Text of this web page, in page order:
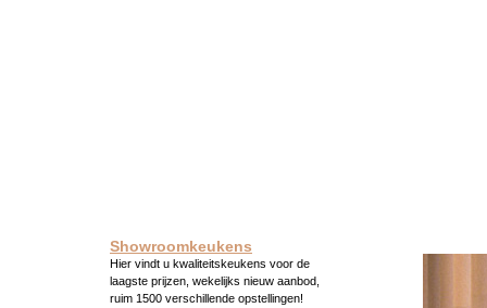
Showroomkeukens
Hier vindt u kwaliteitskeukens voor de
laagste prijzen, wekelijks nieuw aanbod,
ruim 1500 verschillende opstellingen!